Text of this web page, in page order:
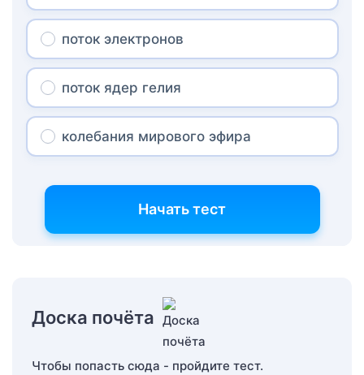
поток электронов
поток ядер гелия
колебания мирового эфира
Начать тест
Доска почёта
Чтобы попасть сюда - пройдите тест.